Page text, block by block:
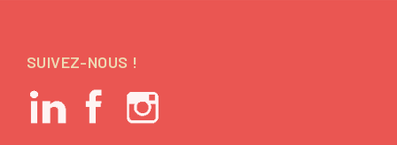
SUIVEZ-NOUS !